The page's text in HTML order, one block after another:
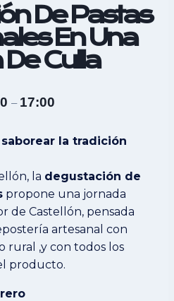
De Pastas
En Una
De Culla
– 17:00
la tradición
la degustación de
propone una jornada
de Castellón, pensada
artesanal con
rural ,y con todos los
producto.